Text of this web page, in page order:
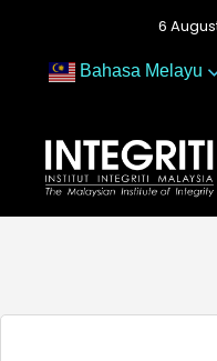
6
Bahasa Melayu